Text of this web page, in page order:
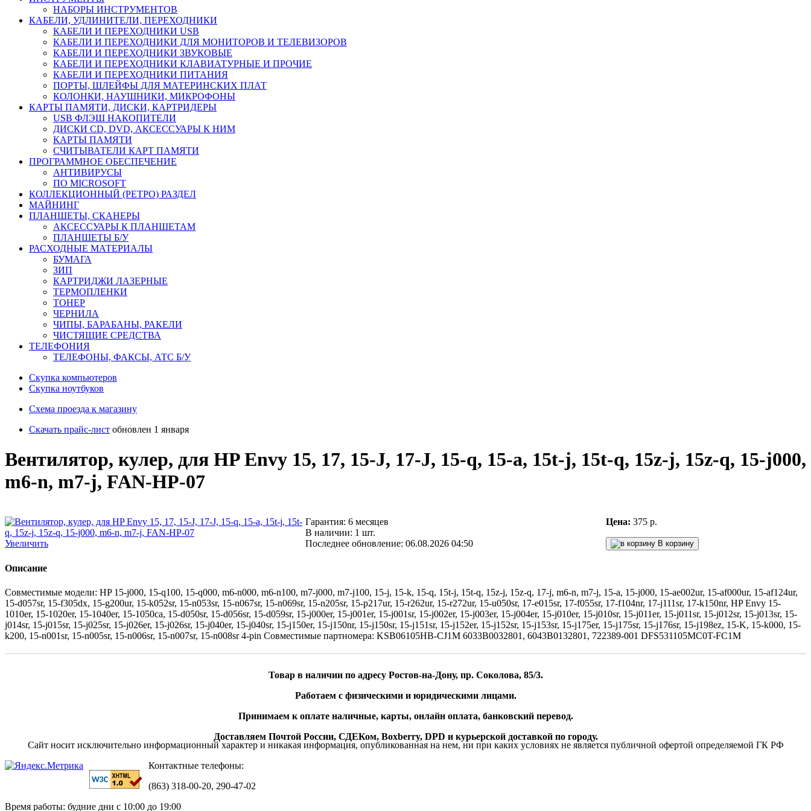
НАБОРЫ ИНСТРУМЕНТОВ
КАБЕЛИ, УДЛИНИТЕЛИ, ПЕРЕХОДНИКИ
КАБЕЛИ И ПЕРЕХОДНИКИ USB
КАБЕЛИ И ПЕРЕХОДНИКИ ДЛЯ МОНИТОРОВ И ТЕЛЕВИЗОРОВ
КАБЕЛИ И ПЕРЕХОДНИКИ ЗВУКОВЫЕ
КАБЕЛИ И ПЕРЕХОДНИКИ КЛАВИАТУРНЫЕ И ПРОЧИЕ
КАБЕЛИ И ПЕРЕХОДНИКИ ПИТАНИЯ
ПОРТЫ, ШЛЕЙФЫ ДЛЯ МАТЕРИНСКИХ ПЛАТ
КОЛОНКИ, НАУШНИКИ, МИКРОФОНЫ
КАРТЫ ПАМЯТИ, ДИСКИ, КАРТРИДЕРЫ
USB ФЛЭШ НАКОПИТЕЛИ
ДИСКИ CD, DVD, АКСЕССУАРЫ К НИМ
КАРТЫ ПАМЯТИ
СЧИТЫВАТЕЛИ КАРТ ПАМЯТИ
ПРОГРАММНОЕ ОБЕСПЕЧЕНИЕ
АНТИВИРУСЫ
ПО MICROSOFT
КОЛЛЕКЦИОННЫЙ (РЕТРО) РАЗДЕЛ
МАЙНИНГ
ПЛАНШЕТЫ, СКАНЕРЫ
АКСЕССУАРЫ К ПЛАНШЕТАМ
ПЛАНШЕТЫ Б/У
РАСХОДНЫЕ МАТЕРИАЛЫ
БУМАГА
ЗИП
КАРТРИДЖИ ЛАЗЕРНЫЕ
ТЕРМОПЛЕНКИ
ТОНЕР
ЧЕРНИЛА
ЧИПЫ, БАРАБАНЫ, РАКЕЛИ
ЧИСТЯЩИЕ СРЕДСТВА
ТЕЛЕФОНИЯ
ТЕЛЕФОНЫ, ФАКСЫ, АТС Б/У
Скупка компьютеров
Cкупка ноутбуков
Схема проезда к магазину
Скачать прайс-лист обновлен 1 января
Вентилятор, кулер, для HP Envy 15, 17, 15-J, 17-J, 15-q, 15-a, 15t-j, 15t-q, 15z-j, 15z-q, 15-j000,
m6-n, m7-j, FAN-HP-07
Увеличить
Гарантия: 6 месяцев
В наличии: 1 шт.
Последнее обновление: 06.08.2026 04:50
Цена: 375 р.
В корзину
Описание
Совместимые модели: HP 15-j000, 15-q100, 15-q000, m6-n000, m6-n100, m7-j000, m7-j100, 15-j, 15-k, 15-q, 15t-j, 15t-q, 15z-j, 15z-q, 17-j, m6-n, m7-j, 15-a, 15-j000, 15-ae002ur, 15-af000ur, 15-af124ur,
15-d057sr, 15-f305dx, 15-g200ur, 15-k052sr, 15-n053sr, 15-n067sr, 15-n069sr, 15-n205sr, 15-p217ur, 15-r262ur, 15-r272ur, 15-u050sr, 17-e015sr, 17-f055sr, 17-f104nr, 17-j111sr, 17-k150nr, HP Envy 15-
1010er, 15-1020er, 15-1040er, 15-1050ca, 15-d050sr, 15-d056sr, 15-d059sr, 15-j000er, 15-j001er, 15-j001sr, 15-j002er, 15-j003er, 15-j004er, 15-j010er, 15-j010sr, 15-j011er, 15-j011sr, 15-j012sr, 15-j013sr, 15-
j014sr, 15-j015sr, 15-j025sr, 15-j026er, 15-j026sr, 15-j040er, 15-j040sr, 15-j150er, 15-j150nr, 15-j150sr, 15-j151sr, 15-j152er, 15-j152sr, 15-j153sr, 15-j175er, 15-j175sr, 15-j176sr, 15-j198ez, 15-K, 15-k000, 15-
k200, 15-n001sr, 15-n005sr, 15-n006sr, 15-n007sr, 15-n008sr 4-pin Совместимые партномера: KSB06105HB-CJ1M 6033B0032801, 6043B0132801, 722389-001 DFS531105MC0T-FC1M
Товар в наличии по адресу Ростов-на-Дону, пр. Соколова, 85/3.
Работаем с физическими и юридическими лицами.
Принимаем к оплате наличные, карты, онлайн оплата, банковский перевод.
Доставляем Почтой России, СДЕКом, Boxberry, DPD и курьерской доставкой по городу.
Сайт носит исключительно информационный характер и никакая информация, опубликованная на нем, ни при каких условиях не является публичной офертой определяемой ГК РФ
Контактные телефоны:
(863) 318-00-20, 290-47-02
Время работы: будние дни с 10:00 до 19:00